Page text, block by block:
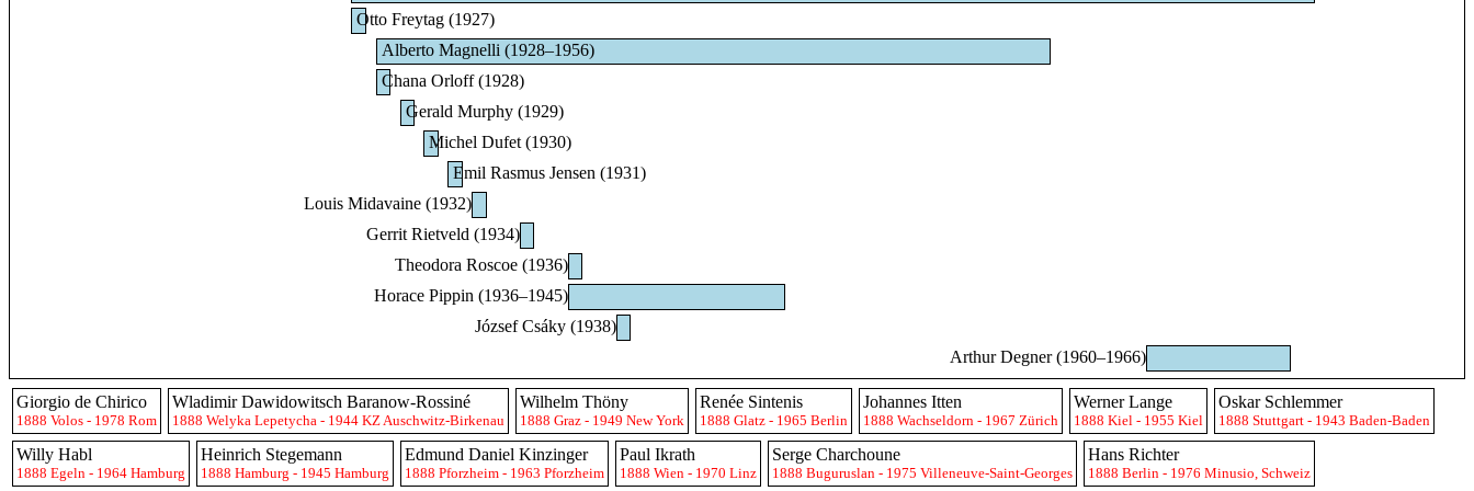
Otto Freytag (1927)
Alberto Magnelli (1928–1956)
Chana Orloff (1928)
Gerald Murphy (1929)
Michel Dufet (1930)
Emil Rasmus Jensen (1931)
Louis Midavaine (1932)
Gerrit Rietveld (1934)
Theodora Roscoe (1936)
Horace Pippin (1936–1945)
József Csáky (1938)
Arthur Degner (1960–1966)
Giorgio de Chirico
1888 Volos - 1978 Rom
Wladimir Dawidowitsch Baranow-Rossiné
1888 Welyka Lepetycha - 1944 KZ Auschwitz-Birkenau
Wilhelm Thöny
1888 Graz - 1949 New York
Renée Sintenis
1888 Glatz - 1965 Berlin
Johannes Itten
1888 Wachseldorn - 1967 Zürich
Werner Lange
1888 Kiel - 1955 Kiel
Oskar Schlemmer
1888 Stuttgart - 1943 Baden-Baden
Willy Habl
1888 Egeln - 1964 Hamburg
Heinrich Stegemann
1888 Hamburg - 1945 Hamburg
Edmund Daniel Kinzinger
1888 Pforzheim - 1963 Pforzheim
Paul Ikrath
1888 Wien - 1970 Linz
Serge Charchoune
1888 Buguruslan - 1975 Villeneuve-Saint-Georges
Hans Richter
1888 Berlin - 1976 Minusio, Schweiz